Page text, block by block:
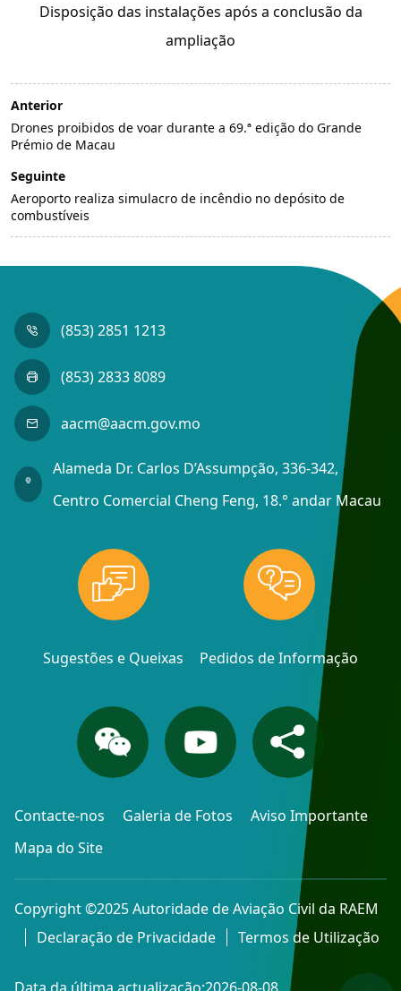
Disposição das instalações após a conclusão da
ampliação
Anterior
Drones proibidos de voar durante a 69.ª edição do Grande
Prémio de Macau
Seguinte
Aeroporto realiza simulacro de incêndio no depósito de
combustíveis
(853) 2851 1213
(853) 2833 8089
aacm@aacm.gov.mo
Alameda Dr. Carlos D’Assumpção, 336-342,
Centro Comercial Cheng Feng, 18.° andar Macau
Sugestões e Queixas Pedidos de Informação
Contacte-nos Galeria de Fotos
Aviso Importante
Mapa do Site
Copyright ©2025 Autoridade de Aviação Civil da RAEM
Declaração de Privacidade
Termos de Utilização